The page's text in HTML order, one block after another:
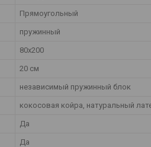
Прямоугольный
пружинный
80х200
20 см
независимый пружинный блок
кокосовая койра, натуральный
Да
Да